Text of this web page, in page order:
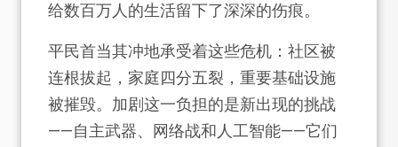
给数百万人的生活留下了深深的伤痕。
平民首当其冲地承受着这些危机：社区被
连根拔起，家庭四分五裂，重要基础设施
被摧毁。加剧这一负担的是新出现的挑战
——自主武器、网络战和人工智能——它们